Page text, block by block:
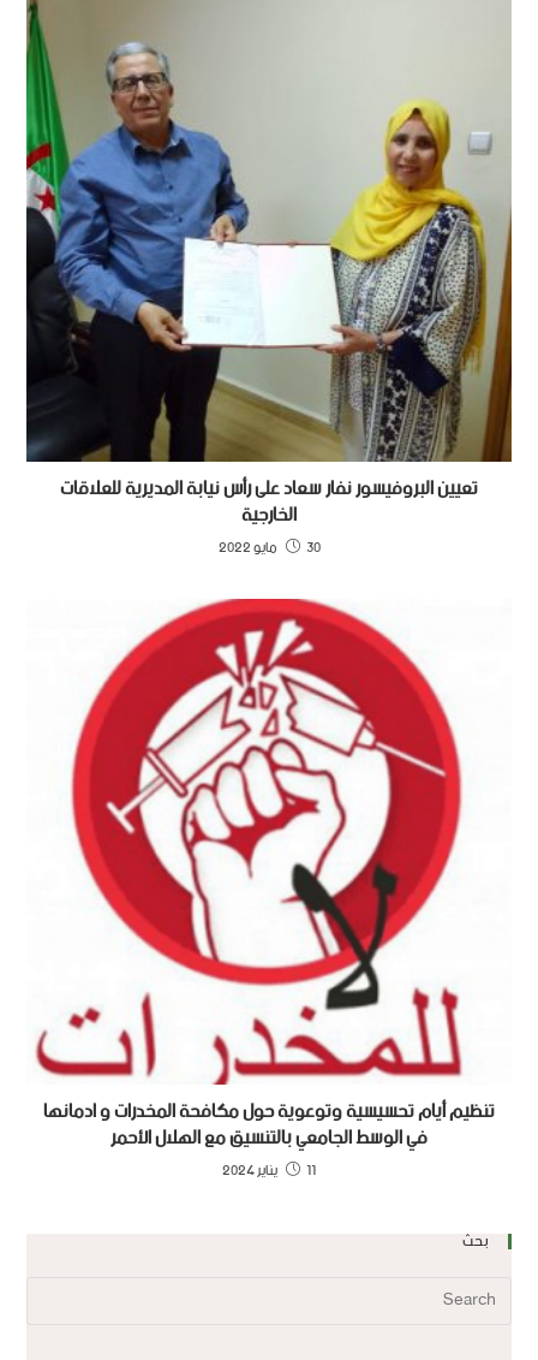
تعيين البروفيسور نفار سعاد على رأس نيابة المديرية للعلاقات
الخارجية
30 مايو 2022
تنظيم أيام تحسيسية وتوعوية حول مكافحة المخدرات و ادمانها
في الوسط الجامعي بالتنسيق مع الهلال الأحمر
11 يناير 2024
بحث